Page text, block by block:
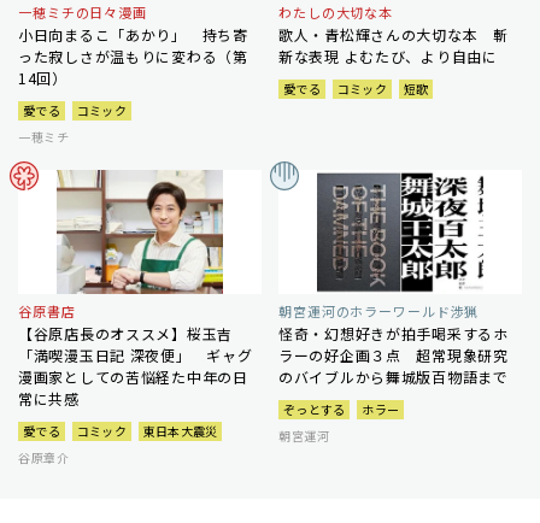
一穂ミチの日々漫画
小日向まるこ「あかり」 持ち寄
った寂しさが温もりに変わる（第
14回）
愛でる
コミック
一穂ミチ
わたしの大切な本
歌人・青松輝さんの大切な本 斬
新な表現 よむたび、より自由に
愛でる コミック 短歌
谷原書店
【谷原店長のオススメ】桜玉吉
「満喫漫玉日記 深夜便」 ギャグ
漫画家としての苦悩経た中年の日
常に共感
愛でる コミック
東日本大震災
谷原章介
朝宮運河のホラーワールド渉猟
怪奇・幻想好きが拍手喝采するホ
ラーの好企画３点 超常現象研究
のバイブルから舞城版百物語まで
ぞっとする
ホラー
朝宮運河